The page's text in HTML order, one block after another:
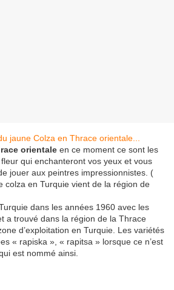
orientale en ce moment ce sont les
qui enchanteront vos yeux et vous
jouer aux peintres impressionnistes. (
colza en Turquie vient de la région de
dans les années 1960 avec les
a trouvé dans la région de la Thrace
d’exploitation en Turquie. Les variétés
« rapiska », « rapitsa » lorsque ce n’est
est nommé ainsi.